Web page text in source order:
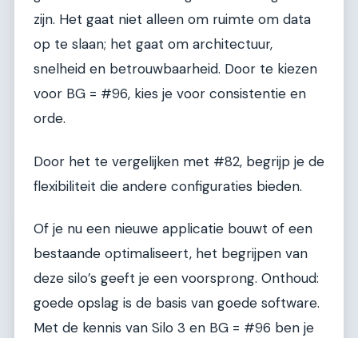
zijn. Het gaat niet alleen om ruimte om data
op te slaan; het gaat om architectuur,
snelheid en betrouwbaarheid. Door te kiezen
voor BG = #96, kies je voor consistentie en
orde.
Door het te vergelijken met #82, begrijp je de
flexibiliteit die andere configuraties bieden.
Of je nu een nieuwe applicatie bouwt of een
bestaande optimaliseert, het begrijpen van
deze silo’s geeft je een voorsprong. Onthoud:
goede opslag is de basis van goede software.
Met de kennis van Silo 3 en BG = #96 ben je